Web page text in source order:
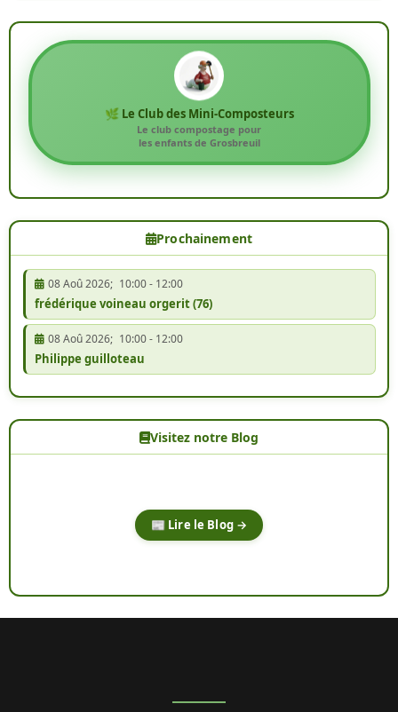
🌿 Le Club des Mini-Composteurs
Le club compostage pour
les enfants de Grosbreuil
Prochainement
08 Aoû 2026; 10:00- 12:00
frédérique voineau orgerit (76)
08 Aoû 2026; 10:00- 12:00
Philippe guilloteau
Visitez notre Blog
📰 Lire le Blog →